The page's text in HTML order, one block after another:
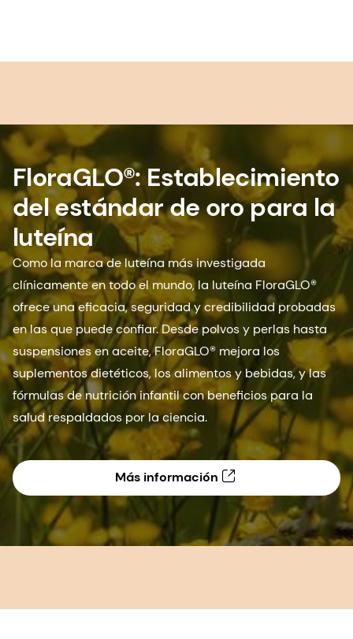
FloraGLO®: Establecimiento
del estándar de oro para la
luteína
Como la marca de luteína más investigada
clínicamente en todo el mundo, la luteína FloraGLO®
ofrece una eficacia, seguridad y credibilidad probadas
en las que puede confiar. Desde polvos y perlas hasta
suspensiones en aceite, FloraGLO® mejora los
suplementos dietéticos, los alimentos y bebidas, y las
fórmulas de nutrición infantil con beneficios para la
salud respaldados por la ciencia.
Más información